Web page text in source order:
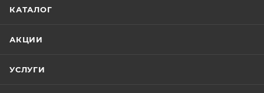
КАТАЛОГ
АКЦИИ
УСЛУГИ